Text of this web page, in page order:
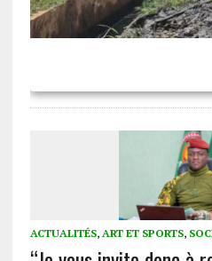
ACTUALITÉS, ART ET SPORTS,